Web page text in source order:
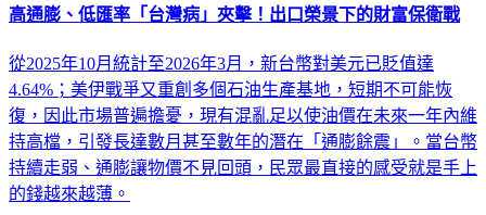
高通膨、低匯率「台灣病」夾擊！出口榮景下的財富保衛戰
從2025年10月統計至2026年3月，新台幣對美元已貶值達
4.64%；美伊戰爭又重創多個石油生產基地，短期不可能恢
復，因此市場普遍擔憂，現有混亂足以使油價在未來一年內維
持高檔，引發長達數月甚至數年的潛在「通膨餘震」。當台幣
持續走弱、通膨讓物價不見回頭，民眾最直接的感受就是手上
的錢越來越薄。